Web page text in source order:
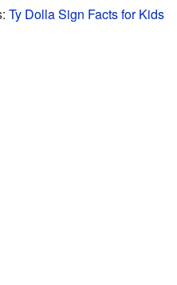
Ty Dolla Sign Facts for Kids